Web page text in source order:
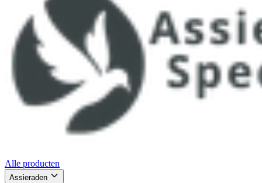
Alle producten
Assieraden